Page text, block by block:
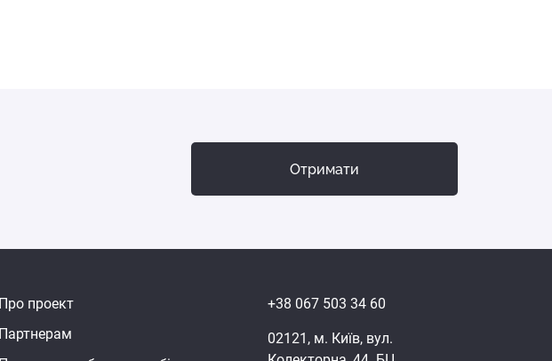
Отримати
Про проект
Партнерам
+38 067 503 34 60
02121, м. Київ, вул.